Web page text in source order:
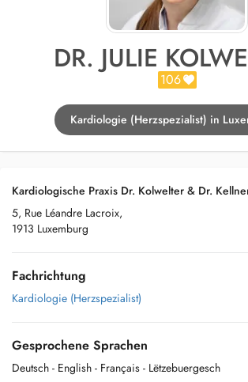
DR. JULIE
106
Kardiologie (Herzspezialist) in
Kardiologische Praxis Dr. Kolwelter & Dr.
5, Rue Léandre Lacroix,
1913 Luxemburg
Fachrichtung
Kardiologie (Herzspezialist)
Gesprochene Sprachen
Deutsch - English - Français - Lëtzebuergesch